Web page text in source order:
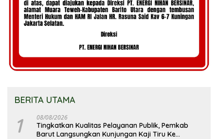
BERITA UTAMA
1 08/08/2026
Tingkatkan Kualitas Pelayanan Publik, Pemkab
Barut Langsungkan Kunjungan Kaji Tiru Ke